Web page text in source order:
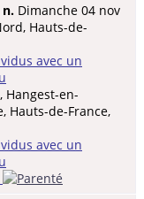
n. Dimanche 04 nov
Hauts-de-
Hangest-en-
Hauts-de-France,